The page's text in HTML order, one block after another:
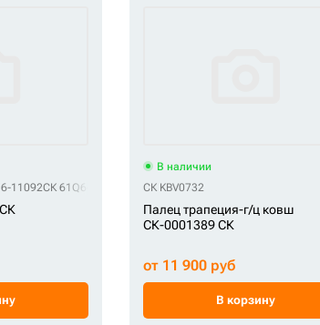
11092СК 61Q6-40060
В наличии
СК KBV0732
Палец трапеция-г/ц ковш
СК-0001389 СК
от 11 900 руб
В корзину